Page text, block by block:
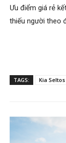
Ưu điểm giá rẻ
thiếu người theo
TAGS: Kia Seltos